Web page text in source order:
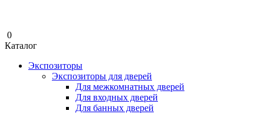
0
Каталог
Экспозиторы
Экспозиторы для дверей
Для межкомнатных дверей
Для входных дверей
Для банных дверей